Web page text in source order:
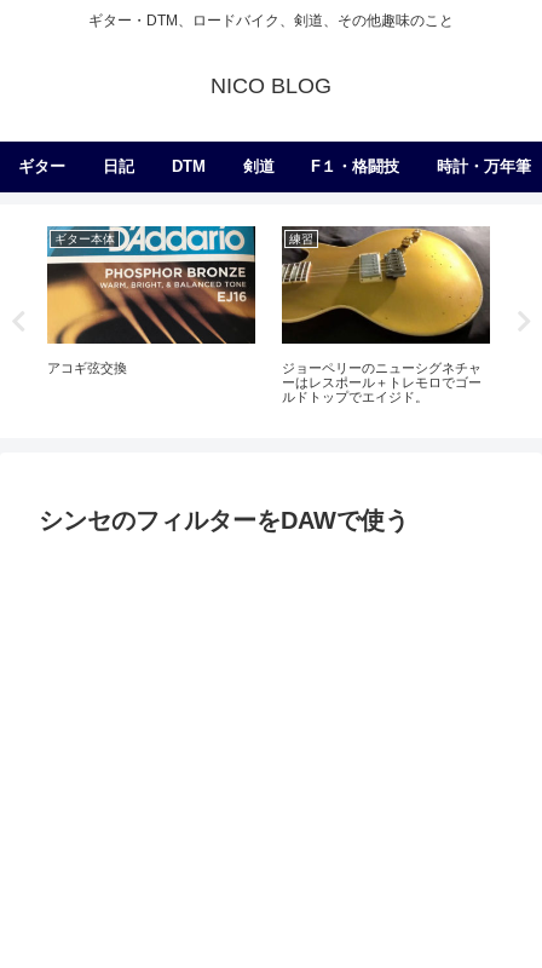
ギター・DTM、ロードバイク、剣道、その他趣味のこと
NICO BLOG
ギター 日記 DTM 剣道 F１・格闘技 時計・万年筆
ギター本体
アコギ弦交換
練習
ジョーペリーのニューシグネチャ
ーはレスポール＋トレモロでゴー
ルドトップでエイジド。
シンセのフィルターをDAWで使う